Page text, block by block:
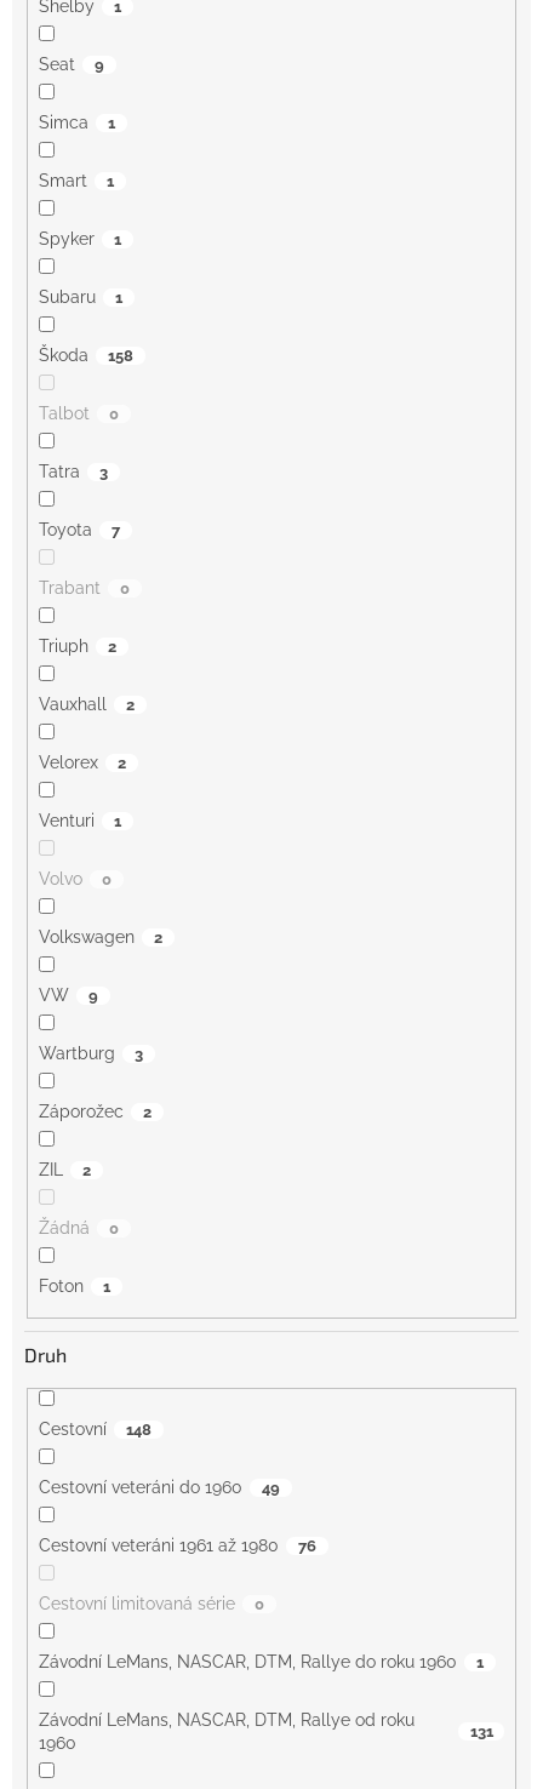
Shelby 1
Seat 9
Simca 1
Smart 1
Spyker 1
Subaru 1
Škoda 158
Talbot 0
Tatra 3
Toyota 7
Trabant 0
Triuph 2
Vauxhall 2
Velorex 2
Venturi 1
Volvo 0
Volkswagen 2
VW 9
Wartburg 3
Záporožec 2
ZIL 2
Žádná 0
Foton 1
Druh
Cestovní 148
Cestovní veteráni do 1960 49
Cestovní veteráni 1961 až 1980 76
Cestovní limitovaná série 0
Závodní LeMans, NASCAR, DTM, Rallye do roku 1960 1
Závodní LeMans, NASCAR, DTM, Rallye od roku
1960
131